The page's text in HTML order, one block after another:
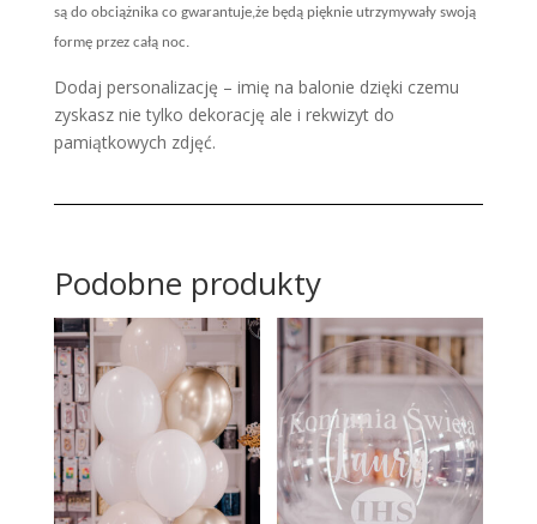
są do obciążnika co gwarantuje,że będą pięknie utrzymywały swoją
formę przez całą noc.
Dodaj personalizację – imię na balonie dzięki czemu
zyskasz nie tylko dekorację ale i rekwizyt do
pamiątkowych zdjęć.
Podobne produkty